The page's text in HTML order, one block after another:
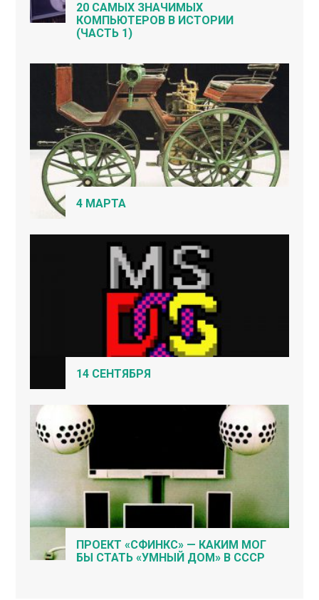
20 САМЫХ ЗНАЧИМЫХ
КОМПЬЮТЕРОВ В ИСТОРИИ
(ЧАСТЬ 1)
4 МАРТА
14 СЕНТЯБРЯ
ПРОЕКТ «СФИНКС» — КАКИМ МОГ
БЫ СТАТЬ «УМНЫЙ ДОМ» В СССР